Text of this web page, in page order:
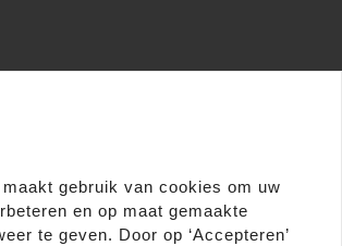
gebruik van cookies om uw
en op maat gemaakte
te geven. Door op ‘Accepteren’